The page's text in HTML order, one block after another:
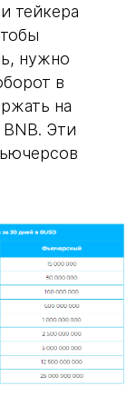
тейкера
нужно
в
на
Эти